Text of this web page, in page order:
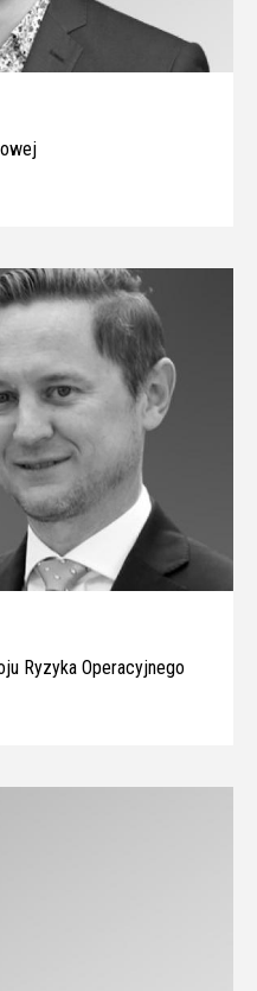
Ryzyka Operacyjnego